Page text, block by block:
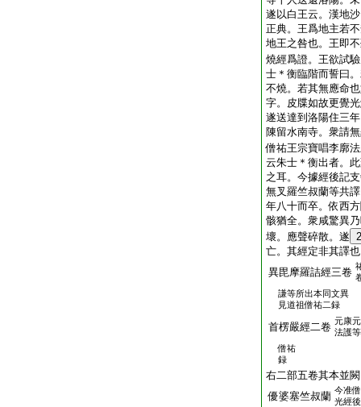
遂以白王云。漢地
正典。王爲地主若
地王之咎也。王即
燒經爲證。王欲試
士＊衡臨階而誓曰
不燒。若其無應命
字。皮牒如故更覺
遂送達到洛陽住三
陳留水南寺。衆請
僧祐王宗寶唱李廓
云朱士＊衡出者。
之耳。今據經後記
無叉羅竺叔蘭等共
年八十而卒。依西
骸猶全。衆咸驚異
壞。應聲碎散。遂 2
亡。其經定非其譯也
異毘摩羅詰經三卷
謙等所出本同文異
見道祖僧祐二録
首楞嚴經二卷 元康
法護
僧祐
録
右二部五卷其本並闕
優婆塞竺叔蘭 今准
光經